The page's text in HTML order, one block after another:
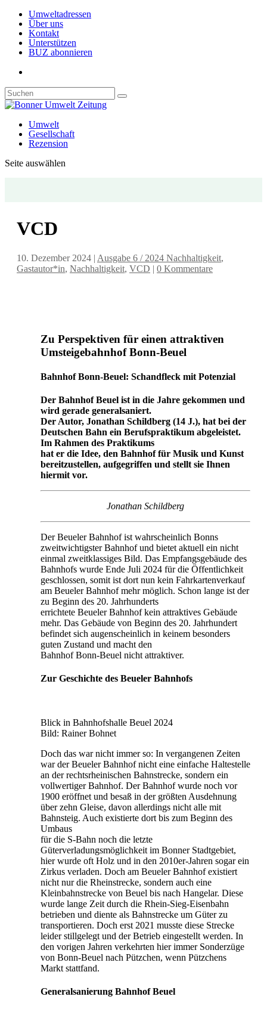
Umweltadressen
Über uns
Kontakt
Unterstützen
BUZ abonnieren
Umwelt
Gesellschaft
Rezension
Seite auswählen
VCD
10. Dezember 2024 | Ausgabe 6 / 2024 Nachhaltigkeit,
Gastautor*in, Nachhaltigkeit, VCD | 0 Kommentare
Zu Perspektiven für einen attraktiven
Umsteigebahnhof Bonn-Beuel
Bahnhof Bonn-Beuel: Schandfleck mit Potenzial
Der Bahnhof Beuel ist in die Jahre gekommen und
wird gerade generalsaniert.
Der Autor, Jonathan Schildberg (14 J.), hat bei der
Deutschen Bahn ein Berufspraktikum abgeleistet.
Im Rahmen des Praktikums
hat er die Idee, den Bahnhof für Musik und Kunst
bereitzustellen, aufgegriffen und stellt sie Ihnen
hiermit vor.
Jonathan Schildberg
Der Beueler Bahnhof ist wahrscheinlich Bonns
zweitwichtigster Bahnhof und bietet aktuell ein nicht
einmal zweitklassiges Bild. Das Empfangsgebäude des
Bahnhofs wurde Ende Juli 2024 für die Öffentlichkeit
geschlossen, somit ist dort nun kein Fahrkartenverkauf
am Beueler Bahnhof mehr möglich. Schon lange ist der
zu Beginn des 20. Jahrhunderts
errichtete Beueler Bahnhof kein attraktives Gebäude
mehr. Das Gebäude von Beginn des 20. Jahrhundert
befindet sich augenscheinlich in keinem besonders
guten Zustand und macht den
Bahnhof Bonn-Beuel nicht attraktiver.
Zur Geschichte des Beueler Bahnhofs
Blick in Bahnhofshalle Beuel 2024
Bild: Rainer Bohnet
Doch das war nicht immer so: In vergangenen Zeiten
war der Beueler Bahnhof nicht eine einfache Haltestelle
an der rechtsrheinischen Bahnstrecke, sondern ein
vollwertiger Bahnhof. Der Bahnhof wurde noch vor
1900 eröffnet und besaß in der größten Ausdehnung
über zehn Gleise, davon allerdings nicht alle mit
Bahnsteig. Auch existierte dort bis zum Beginn des
Umbaus
für die S-Bahn noch die letzte
Güterverladungsmöglichkeit im Bonner Stadtgebiet,
hier wurde oft Holz und in den 2010er-Jahren sogar ein
Zirkus verladen. Doch am Beueler Bahnhof existiert
nicht nur die Rheinstrecke, sondern auch eine
Kleinbahnstrecke von Beuel bis nach Hangelar. Diese
wurde lange Zeit durch die Rhein-Sieg-Eisenbahn
betrieben und diente als Bahnstrecke um Güter zu
transportieren. Doch erst 2021 musste diese Strecke
leider stillgelegt und der Betrieb eingestellt werden. In
den vorigen Jahren verkehrten hier immer Sonderzüge
von Bonn-Beuel nach Pützchen, wenn Pützchens
Markt stattfand.
Generalsanierung Bahnhof Beuel